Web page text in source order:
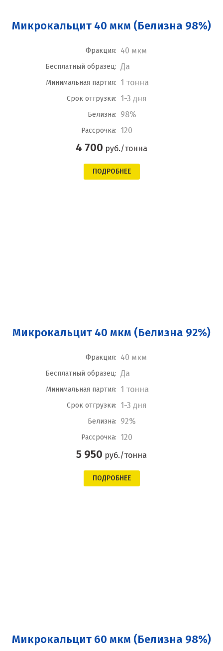
Микрокальцит 40 мкм (Белизна 98%)
Фракция: 40 мкм
Бесплатный образец: Да
Минимальная партия: 1 тонна
Срок отгрузки: 1-3 дня
Белизна: 98%
Рассрочка: 120
4 700 руб./тонна
ПОДРОБНЕЕ
Микрокальцит 40 мкм (Белизна 92%)
Фракция: 40 мкм
Бесплатный образец: Да
Минимальная партия: 1 тонна
Срок отгрузки: 1-3 дня
Белизна: 92%
Рассрочка: 120
5 950 руб./тонна
ПОДРОБНЕЕ
Микрокальцит 60 мкм (Белизна 98%)